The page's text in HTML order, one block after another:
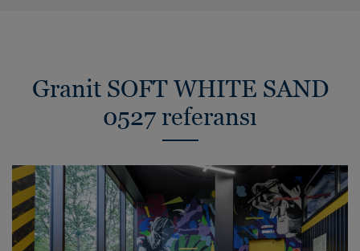
Granit SOFT WHITE SAND
0527 referansı